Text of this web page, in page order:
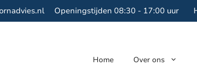
Openingstijden 08:30 - 17:00 uur
Home Over ons